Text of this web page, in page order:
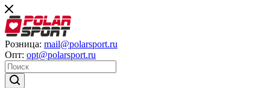
Розница: mail@polarsport.ru
Опт: opt@polarsport.ru